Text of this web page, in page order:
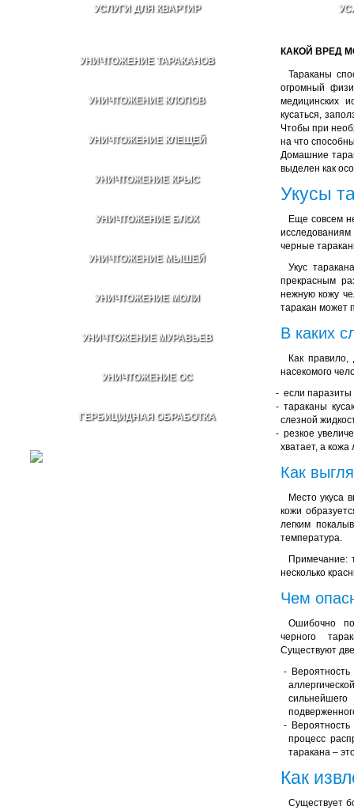
УСЛУГИ ДЛЯ КВАРТИР
УНИЧТОЖЕНИЕ ТАРАКАНОВ
УНИЧТОЖЕНИЕ КЛОПОВ
УНИЧТОЖЕНИЕ КЛЕЩЕЙ
УНИЧТОЖЕНИЕ КРЫС
УНИЧТОЖЕНИЕ БЛОХ
УНИЧТОЖЕНИЕ МЫШЕЙ
УНИЧТОЖЕНИЕ МОЛИ
УНИЧТОЖЕНИЕ МУРАВЬЕВ
УНИЧТОЖЕНИЕ ОС
ГЕРБИЦИДНАЯ ОБРАБОТКА
КАКОЙ ВРЕД
Тараканы
огромный
медицинских
кусаться,
Чтобы при
на что
Домашние
выделен как
Укусы
Еще совсем
черные
Укус
прекрасным
нежную кожу
таракан может
В каких
Как
насекомого
если
тараканы
слезной
резкое
хватает, а
Как
Место укуса
кожи
легким
температура.
Примечание:
несколько
Чем
Ошибочно
черного
Существуют
процесс
таракана –
Как
Существует